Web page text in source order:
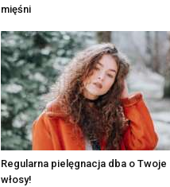
mięśni
Regularna pielęgnacja dba o Twoje
włosy!